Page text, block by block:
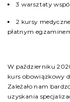
3 warsztaty
2 kursy
płatnym
W październiku
kurs obowiązkowy
Zależało nam
uzyskania